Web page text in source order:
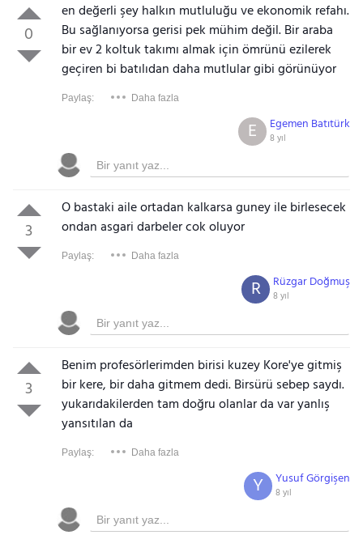
0
en değerli şey halkın mutluluğu ve ekonomik refahı.
Bu sağlanıyorsa gerisi pek mühim değil. Bir araba
bir ev 2 koltuk takımı almak için ömrünü ezilerek
geçiren bi batılıdan daha mutlular gibi görünüyor
Paylaş: Daha fazla
Egemen Batıtürk
8 yıl
E
3
O bastaki aile ortadan kalkarsa guney ile birlesecek
ondan asgari darbeler cok oluyor
Paylaş: Daha fazla
Rüzgar Doğmuş
8 yıl
R
3
Benim profesörlerimden birisi kuzey Kore'ye gitmiş
bir kere, bir daha gitmem dedi. Birsürü sebep saydı.
yukarıdakilerden tam doğru olanlar da var yanlış
yansıtılan da
Paylaş: Daha fazla
Yusuf Görgişen
8 yıl
Y